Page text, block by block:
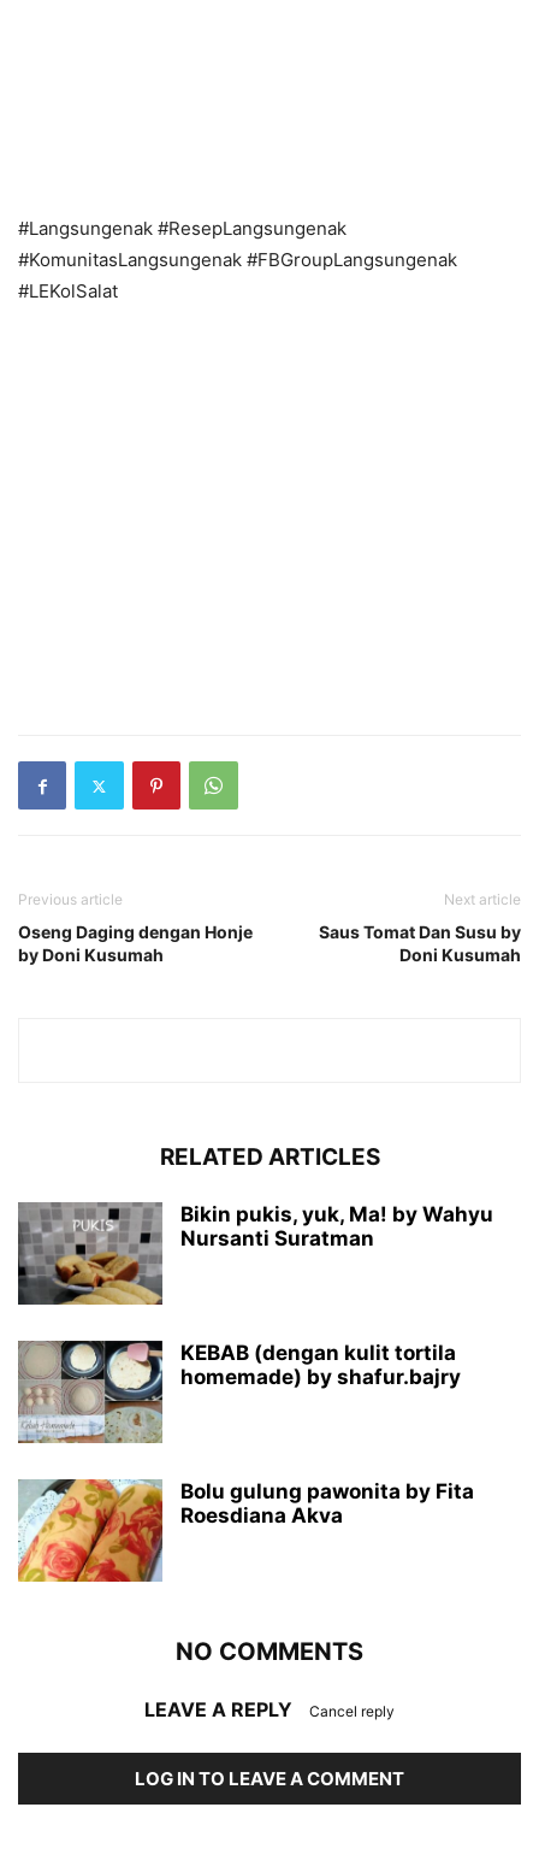
#Langsungenak #ResepLangsungenak
#KomunitasLangsungenak #FBGroupLangsungenak
#LEKolSalat
Previous article
Oseng Daging dengan Honje
by Doni Kusumah
Next article
Saus Tomat Dan Susu by
Doni Kusumah
RELATED ARTICLES
Bikin pukis, yuk, Ma! by Wahyu
Nursanti Suratman
KEBAB (dengan kulit tortila
homemade) by shafur.bajry
Bolu gulung pawonita by Fita
Roesdiana Akva
NO COMMENTS
LEAVE A REPLY Cancel reply
LOG IN TO LEAVE A COMMENT